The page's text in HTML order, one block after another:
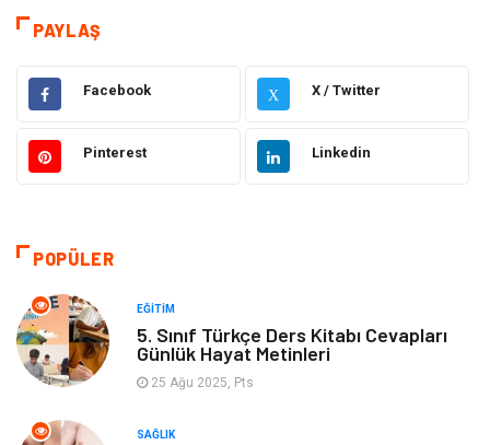
Dekorasyon
Bakım Güzellik Elektrik Elektronik
Hukuk Tatil
Bilgisayar & Yazılım
Yemek
Emlak Kültür Sanat
Aksesuar
PAYLAŞ
Facebook X X / Twitter
Pinterest Linkedin
POPÜLER
EĞITIM
5. Sınıf Türkçe Ders Kitabı Cevapları
Günlük Hayat Metinleri
25 Ağu 2025, Pts
SAĞLIK